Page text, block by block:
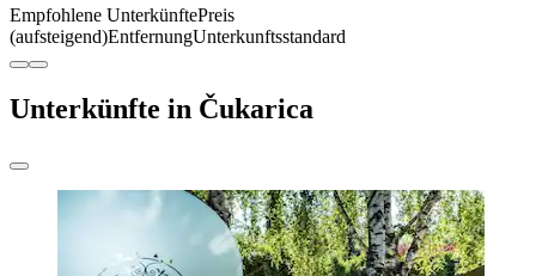
Empfohlene UnterkünftePreis
(aufsteigend)EntfernungUnterkunftsstandard
Unterkünfte in Čukarica